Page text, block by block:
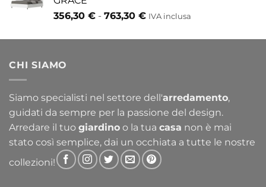
356,30 € - 763,30 €Fascia
prezzo:
IVA inclusa
CHI SIAMO
Siamo specialisti nel settore dell'arredamento,
guidati da sempre per la passione del design.
Arredare il tuo giardino o la tua casa non è mai
stato così semplice, dai un occhiata a tutte le nostre
collezioni!